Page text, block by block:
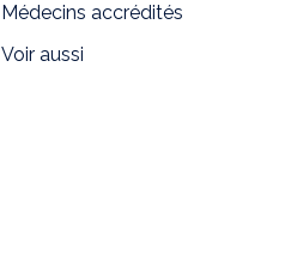
Médecins accrédités
Voir aussi